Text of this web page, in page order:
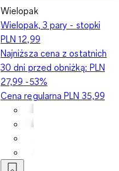
Wielopak
Wielopak, 3 pary - stopki
PLN 12,99
Najniższa cena z ostatnich
30 dni przed obniżką: PLN
27,99 -53%
Cena regularnaPLN 35,99